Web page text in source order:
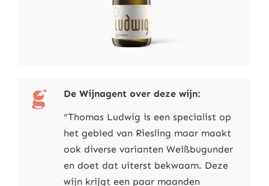
De Wijnagent over deze wijn:
“Thomas Ludwig is een specialist op
het gebied van Riesling maar maakt
ook diverse varianten Weißbugunder
en doet dat uiterst bekwaam. Deze
wijn krijgt een paar maanden